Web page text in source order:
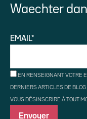
Waechter
EMAIL*
EN RENSEIGNANT VOTRE
DERNIERS ARTICLES DE
VOUS DÉSINSCRIRE À TOUT